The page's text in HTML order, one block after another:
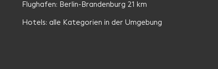
Flughafen: Berlin-Brandenburg 21 km
Hotels: alle Kategorien in der Umgebung